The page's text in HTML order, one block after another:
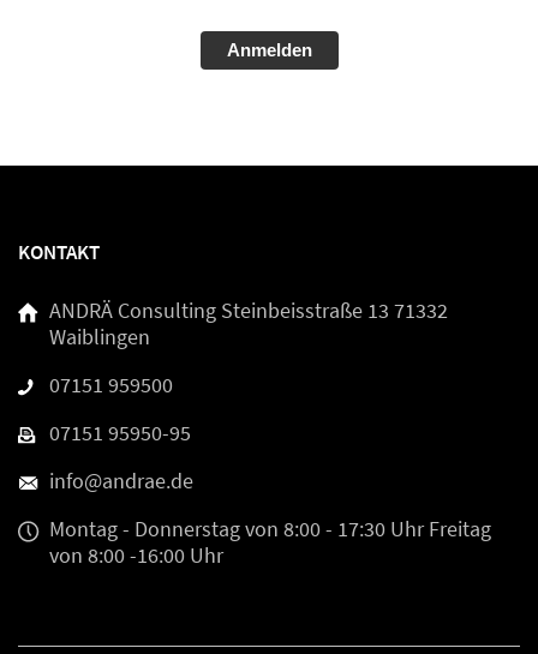
KONTAKT
ANDRÄ Consulting Steinbeisstraße 13 71332
Waiblingen
07151 959500
07151 95950-95
info@andrae.de
Montag - Donnerstagvon 8:00 - 17:30 UhrFreitag
von 8:00 -16:00 Uhr